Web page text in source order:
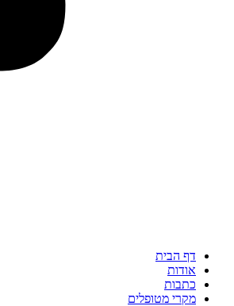
דף הבית
אודות
כתבות
מקרי מטופלים